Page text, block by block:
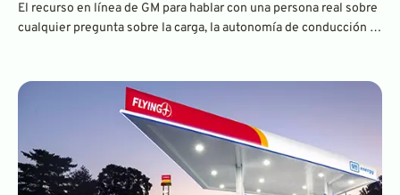
El recurso en línea de GM para hablar con una persona real sobre
cualquier pregunta sobre la carga, la autonomía de conducción y
y otras marcas de GM han sido descontinuados.